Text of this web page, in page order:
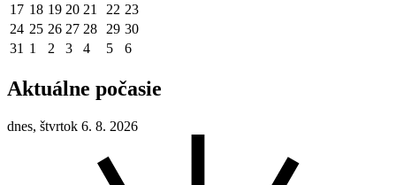
17 18 19 20 21 22 23
24 25 26 27 28 29 30
31 1 2 3 4 5 6
Aktuálne počasie
dnes, štvrtok 6. 8. 2026